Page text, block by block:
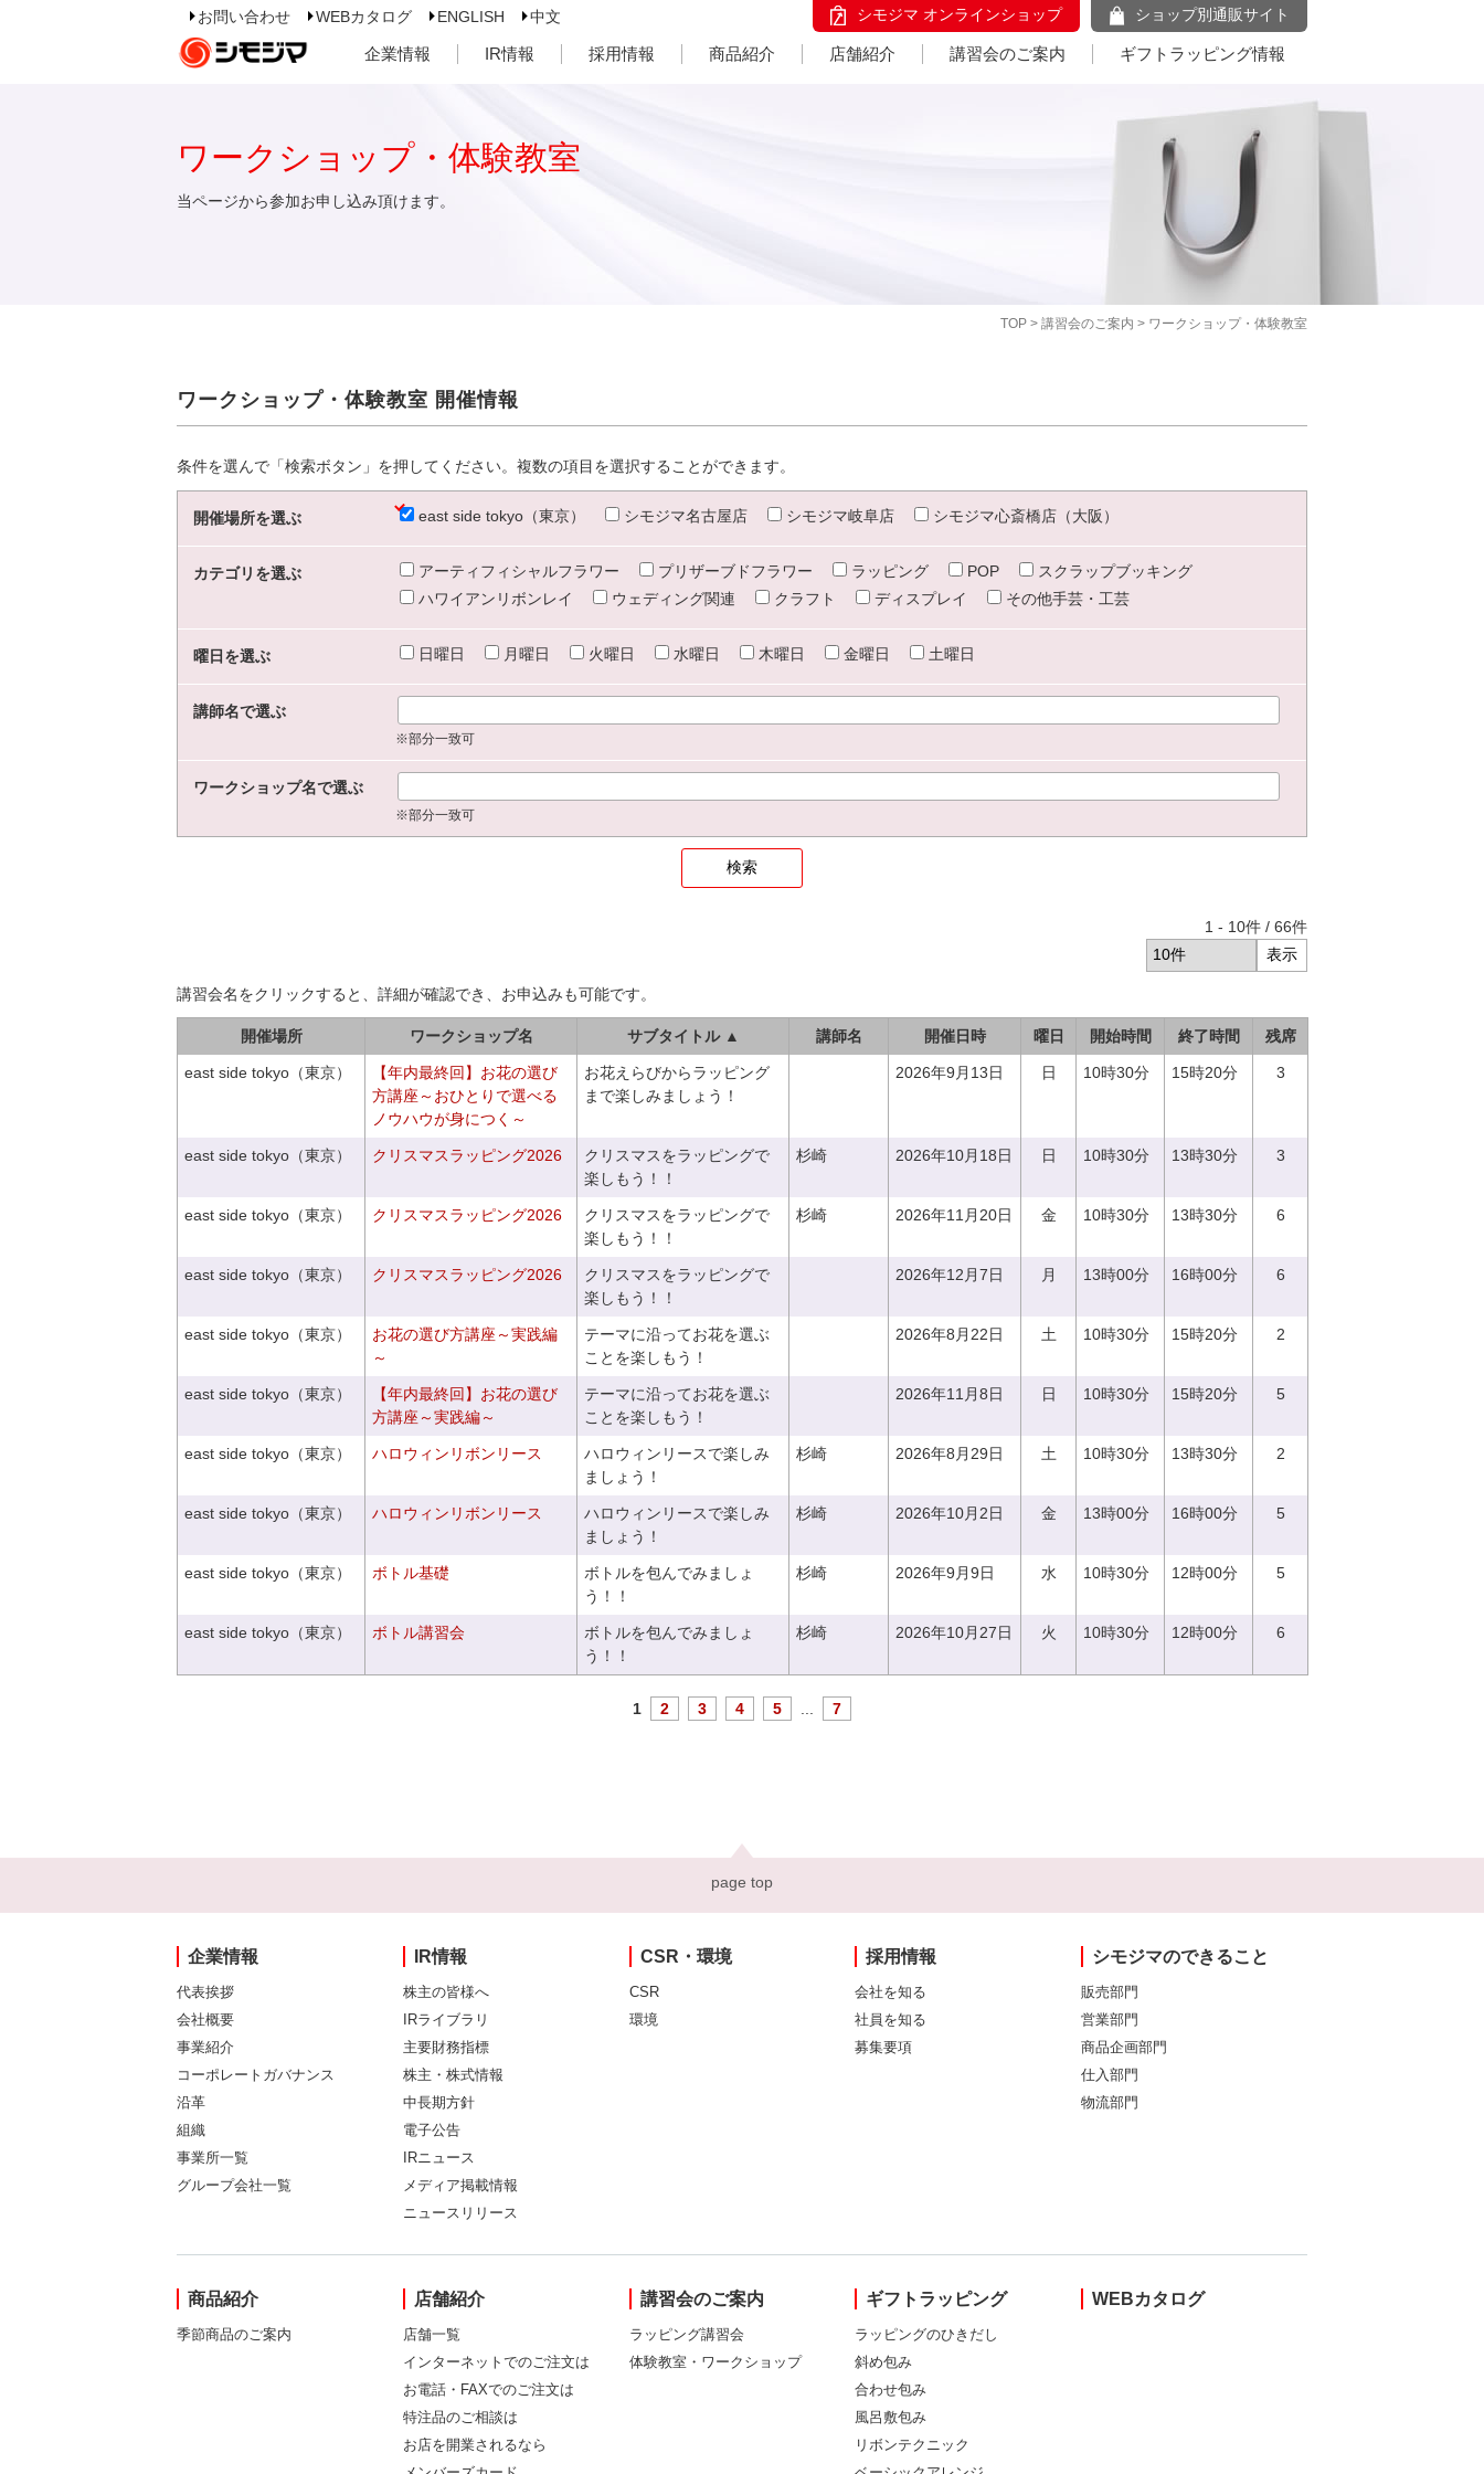
お問い合わせ WEBカタログ ENGLISH 中文 シモジマ オンラインショップ ショップ別通販サイト
企業情報 IR情報 採用情報 商品紹介 店舗紹介 講習会のご案内 ギフトラッピング情報
TOP > 講習会のご案内 > ワークショップ・体験教室
ワークショップ・体験教室
当ページから参加お申し込み頂けます。
ワークショップ・体験教室 開催情報
条件を選んで「検索ボタン」を押してください。複数の項目を選択することができます。
開催場所を選ぶ east side tokyo（東京） シモジマ名古屋店 シモジマ岐阜店 シモジマ心斎橋店（大阪）
カテゴリを選ぶ アーティフィシャルフラワー プリザーブドフラワー ラッピング POP
スクラップブッキング
ハワイアンリボンレイ
ウェディング関連 クラフト ディスプレイ その他手芸・工芸
曜日を選ぶ 日曜日 月曜日 火曜日 水曜日 木曜日 金曜日 土曜日
講師名で選ぶ
※部分一致可
ワークショップ名で選ぶ
※部分一致可
1 - 10件 / 66件
講習会名をクリックすると、詳細が確認でき、お申込みも可能です。
開催場所 ワークショップ名 サブタイトル ▲ 講師名 開催日時 曜日 開始時間 終了時間 残席
east side tokyo（東京）
【年内最終回】お花の選び
方講座～おひとりで選べる
ノウハウが身につく～
お花えらびからラッピング
まで楽しみましょう！
2026年9月13日 日 10時30分 15時20分 3
east side tokyo（東京） クリスマスラッピング2026
クリスマスをラッピングで
楽しもう！！
杉崎 2026年10月18日 日 10時30分 13時30分 3
east side tokyo（東京） クリスマスラッピング2026
クリスマスをラッピングで
楽しもう！！
杉崎 2026年11月20日 金 10時30分 13時30分 6
east side tokyo（東京） クリスマスラッピング2026
クリスマスをラッピングで
楽しもう！！
2026年12月7日 月 13時00分 16時00分 6
east side tokyo（東京）
お花の選び方講座～実践編
～
テーマに沿ってお花を選ぶ
ことを楽しもう！
2026年8月22日 土 10時30分 15時20分 2
east side tokyo（東京）
【年内最終回】お花の選び
方講座～実践編～
テーマに沿ってお花を選ぶ
ことを楽しもう！
2026年11月8日 日 10時30分 15時20分 5
east side tokyo（東京） ハロウィンリボンリース
ハロウィンリースで楽しみ
ましょう！
杉崎 2026年8月29日 土 10時30分 13時30分 2
east side tokyo（東京） ハロウィンリボンリース
ハロウィンリースで楽しみ
ましょう！
杉崎 2026年10月2日 金 13時00分 16時00分 5
east side tokyo（東京） ボトル基礎
ボトルを包んでみましょ
う！！
杉崎 2026年9月9日 水 10時30分 12時00分 5
east side tokyo（東京） ボトル講習会
ボトルを包んでみましょ
う！！
杉崎 2026年10月27日 火 10時30分 12時00分 6
1 2 3 4 5 7
page top
企業情報
代表挨拶
会社概要
事業紹介
コーポレートガバナンス
沿革
組織
事業所一覧
グループ会社一覧
IR情報
株主の皆様へ
IRライブラリ
主要財務指標
株主・株式情報
中長期方針
電子公告
IRニュース
メディア掲載情報
ニュースリリース
CSR・環境
CSR
環境
採用情報
会社を知る
社員を知る
募集要項
シモジマのできること
販売部門
営業部門
商品企画部門
仕入部門
物流部門
商品紹介
季節商品のご案内
店舗紹介
店舗一覧
インターネットでのご注文は
お電話・FAXでのご注文は
特注品のご相談は
お店を開業されるなら
講習会のご案内
ラッピング講習会
体験教室・ワークショップ
ギフトラッピング
ラッピングのひきだし
斜め包み
合わせ包み
風呂敷包み
リボンテクニック
WEBカタログ